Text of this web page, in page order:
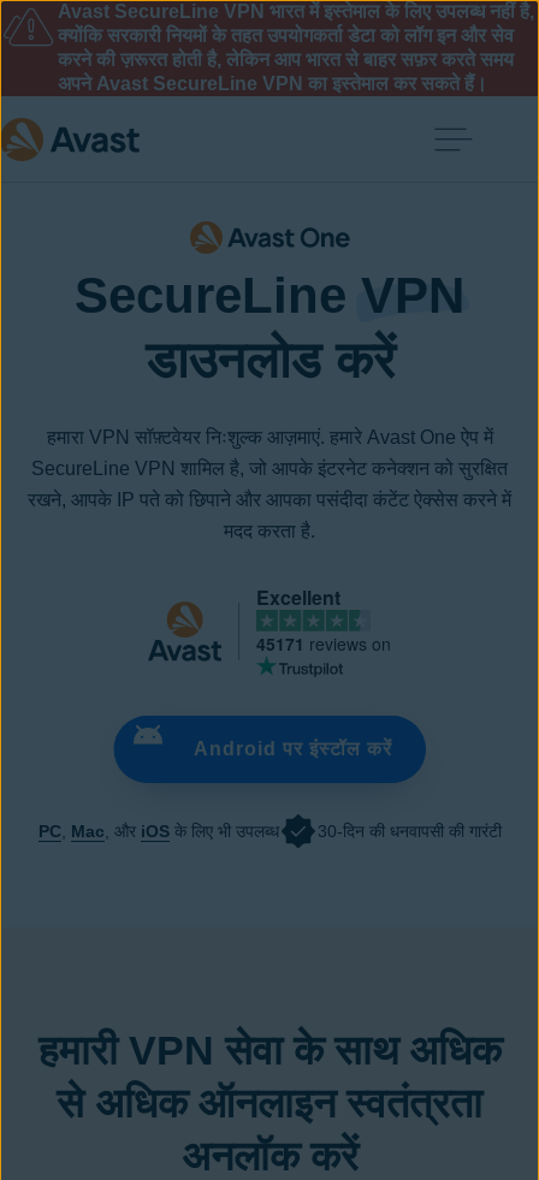
Avast SecureLine VPN भारत में इस्तेमाल के लिए उपलब्ध नहीं है,
क्योंकि सरकारी नियमों के तहत उपयोगकर्ता डेटा को लॉग इन और सेव
करने की ज़रूरत होती है, लेकिन आप भारत से बाहर सफ़र करते समय
अपने Avast SecureLine VPN का इस्तेमाल कर सकते हैं।
SecureLine VPN
डाउनलोड करें
हमारा VPN सॉफ़्टवेयर निःशुल्क आज़माएं. हमारे Avast One ऐप में
SecureLine VPN शामिल है, जो आपके इंटरनेट कनेक्शन को सुरक्षित
रखने, आपके IP पते को छिपाने और आपका पसंदीदा कंटेंट ऐक्सेस करने में
मदद करता है.
Excellent
45171 reviews on
Android पर इंस्टॉल करें
PC Mac , और iOSके लिए भी उपलब्ध 30-दिन की धनवापसी की गारंटी
हमारी VPN सेवा के साथ अधिक
से अधिक ऑनलाइन स्वतंत्रता
अनलॉक करें